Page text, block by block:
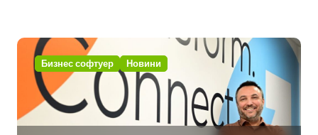
Бизнес софтуер Новини